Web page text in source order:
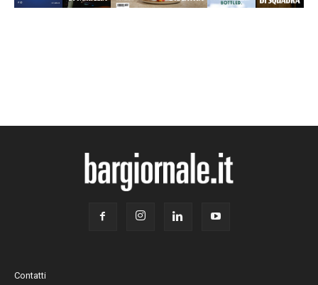
Contatti